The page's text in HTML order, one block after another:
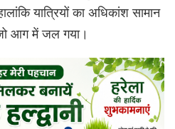
यात्रियों का अधिकांश सामान
आग में जल गया।